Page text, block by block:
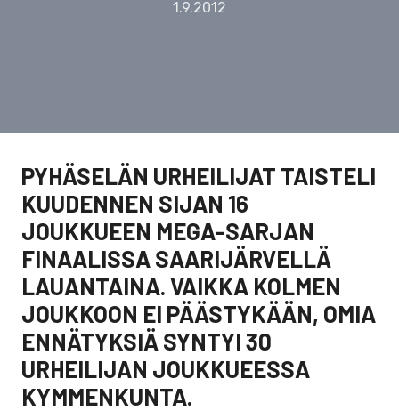
1.9.2012
PYHÄSELÄN URHEILIJAT TAISTELI
KUUDENNEN SIJAN 16
JOUKKUEEN MEGA-SARJAN
FINAALISSA SAARIJÄRVELLÄ
LAUANTAINA. VAIKKA KOLMEN
JOUKKOON EI PÄÄSTYKÄÄN, OMIA
ENNÄTYKSIÄ SYNTYI 30
URHEILIJAN JOUKKUEESSA
KYMMENKUNTA.